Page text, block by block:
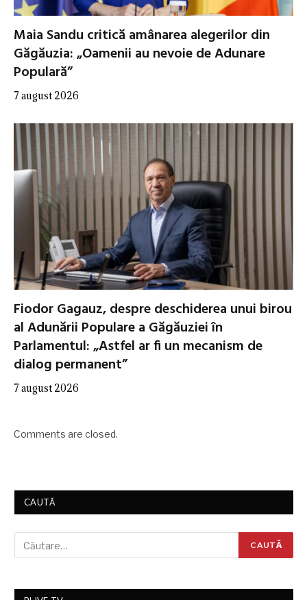
Maia Sandu critică amânarea alegerilor din
Găgăuzia: „Oamenii au nevoie de Adunare
Populară”
7 august 2026
Fiodor Gagauz, despre deschiderea unui birou
al Adunării Populare a Găgăuziei în
Parlamentul: „Astfel ar fi un mecanism de
dialog permanent”
7 august 2026
Comments are closed.
CAUTĂ